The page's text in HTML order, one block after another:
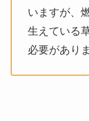
いますが、
生えている
必要があり